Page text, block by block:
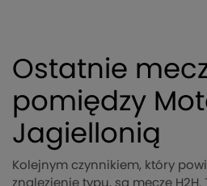
Ostatnie
pomiędzy
Jagiellonią
Kolejnym czynnikiem, który
znalezienie typu, są mecze H2H.